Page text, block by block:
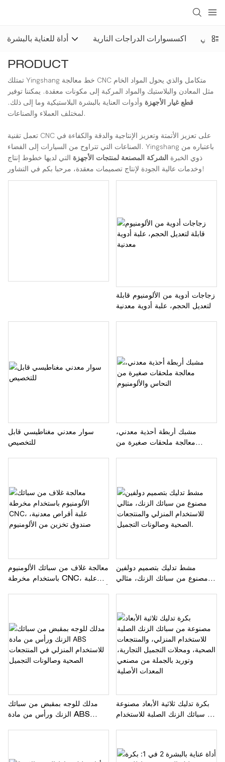
أداة للعناية بالبشرة اكسسوارات الدراجات النارية الآلي
PRODUCT
تمتلك Yingshang خط معالجة CNC متكامل والذي يحول المواد الخام
مثل المعادن والبلاستيك والمواد المركبة إلى مكونات معقدة. يمكننا توفير
قطع غيار الأجهزة وأدوات العناية بالبشرة البلاستيكية وما إلى ذلك.
لمختلف العملاء والصناعات.
تعمل تقنية CNC على تعزيز الأتمتة وتعزيز الإنتاجية والدقة والكفاءة في
الصناعات التي تتراوح من السيارات إلى الفضاء. Yingshang باعتباره من
ذوي الخبرة الشركة المصنعة لمنتجات الأجهزة التي لديها خطوط إنتاج
وخدمات عالية الجودة لإنتاج تصميمات معقدة، مرحبا بكم في التشاور!
زجاجات أدوية من الألومنيوم قابلة
لتعديل الحجم، علبة أدوية معدنية
سوار معدني مغناطيسي قابل
للتخصيص
مشبك أربطة أحذية معدني،
معالجة ملحقات صغيرة من
معالجة غلاف من سبائك الألومنيوم
باستخدام مخرطة CNC، علبة
مشط تدليك بتصميم دولفين
مصنوع من سبائك الزنك، مثالي
مدلك للوجه بمقبض من سبائك
الزنك ورأس من مادة ABS
بكرة تدليك ثلاثية الأبعاد مصنوعة
من سبائك الزنك الصلبة للاستخدام
بالجملة من مصنعي المعدات
الأصلية